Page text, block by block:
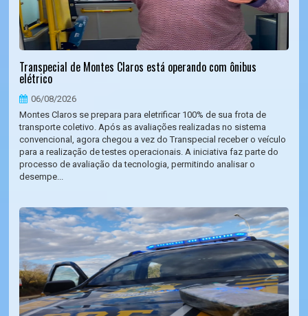
Transpecial de Montes Claros está operando com ônibus
elétrico
06/08/2026
Montes Claros se prepara para eletrificar 100% de sua frota de
transporte coletivo. Após as avaliações realizadas no sistema
convencional, agora chegou a vez do Transpecial receber o veículo
para a realização de testes operacionais. A iniciativa faz parte do
processo de avaliação da tecnologia, permitindo analisar o
desempe...